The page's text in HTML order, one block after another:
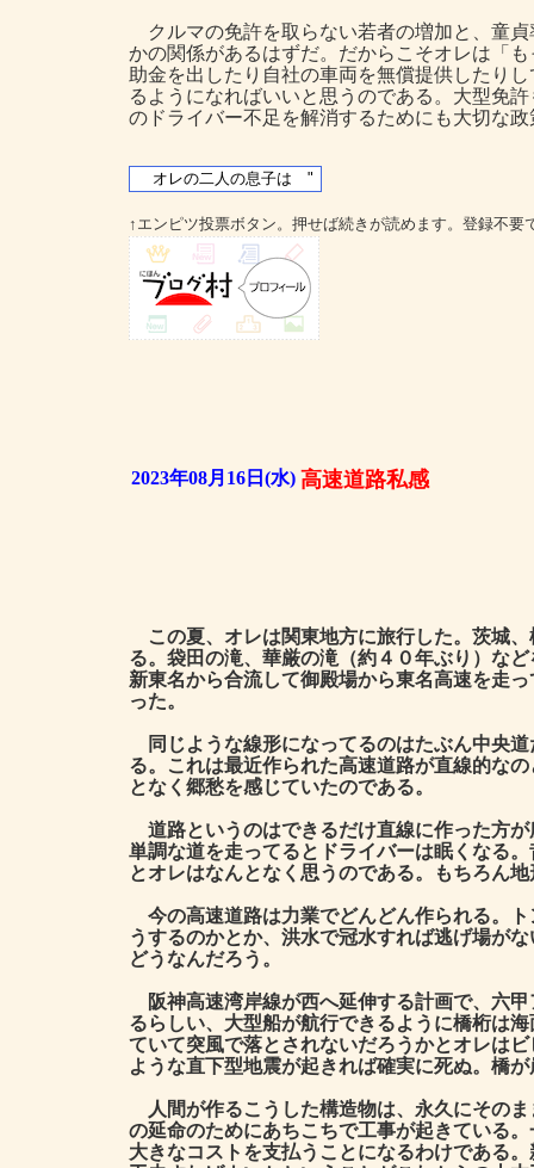
クルマの免許を取らない若者の増加と、童
かの関係があるはずだ。だからこそオレは「
助金を出したり自社の車両を無償提供したり
るようになればいいと思うのである。大型免
のドライバー不足を解消するためにも大切な
↑エンピツ投票ボタン。押せば続きが読めます。登録不要
2023年08月16日(水) 高速道路私感
この夏、オレは関東地方に旅行した。茨城
る。袋田の滝、華厳の滝（約４０年ぶり）な
新東名から合流して御殿場から東名高速を走
った。
同じような線形になってるのはたぶん中央
る。これは最近作られた高速道路が直線的な
となく郷愁を感じていたのである。
道路というのはできるだけ直線に作った方
単調な道を走ってるとドライバーは眠くなる
とオレはなんとなく思うのである。もちろん
今の高速道路は力業でどんどん作られる。
うするのかとか、洪水で冠水すれば逃げ場が
どうなんだろう。
阪神高速湾岸線が西へ延伸する計画で、六
るらしい、大型船が航行できるように橋桁は
ていて突風で落とされないだろうかとオレは
ような直下型地震が起きれば確実に死ぬ。橋
人間が作るこうした構造物は、永久にその
の延命のためにあちこちで工事が起きている
大きなコストを支払うことになるわけである